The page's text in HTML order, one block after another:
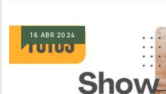
16 ABR 2024